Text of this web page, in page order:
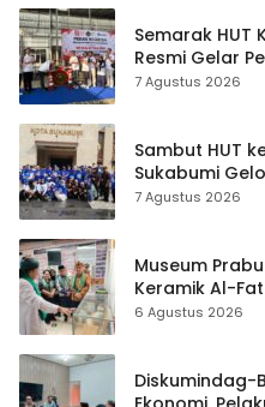
Semarak HUT
Resmi Gelar
Tradisional
7 Agustus 2026
Sambut HUT
Sukabumi
ASRI Lewat
7 Agustus 2026
Museum
Keramik Al-
Hampir 500
6 Agustus 2026
Diskumindag-